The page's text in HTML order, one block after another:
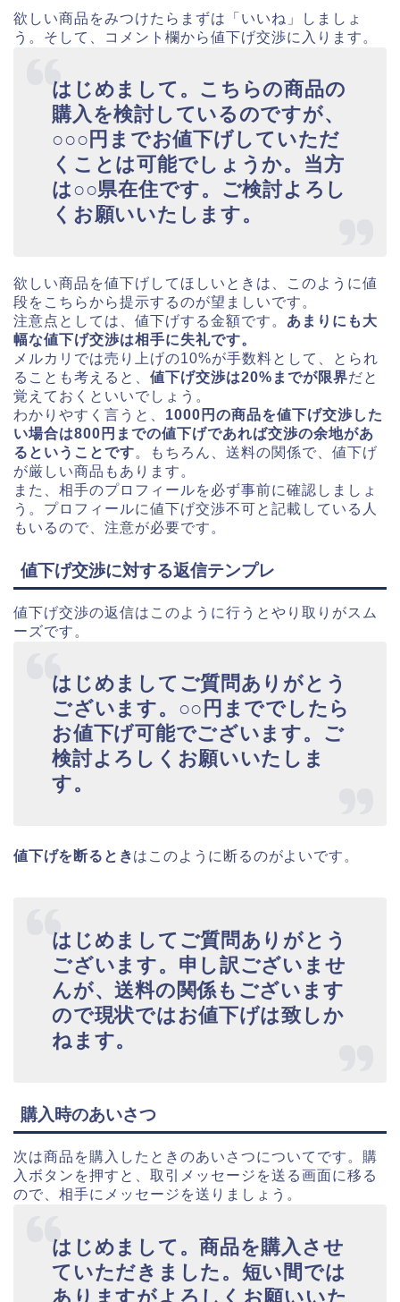
欲しい商品をみつけたらまずは「いいね」しましょ
う。そして、コメント欄から値下げ交渉に入ります。
はじめまして。こちらの商品の
購入を検討しているのですが、
○○○円までお値下げしていただ
くことは可能でしょうか。当方
は○○県在住です。ご検討よろし
くお願いいたします。
欲しい商品を値下げしてほしいときは、このように値
段をこちらから提示するのが望ましいです。
注意点としては、値下げする金額です。 あまりにも大
幅な値下げ交渉は相手に失礼です。
メルカリでは売り上げの10%が手数料として、とられ
ることも考えると、 値下げ交渉は20%までが限界だと
覚えておくといいでしょう。
わかりやすく言うと、 1000円の商品を値下げ交渉した
い場合は800円までの値下げであれば交渉の余地があ
るということです。もちろん、送料の関係で、値下げ
が厳しい商品もあります。
また、相手のプロフィールを必ず事前に確認しましょ
う。プロフィールに値下げ交渉不可と記載している人
もいるので、注意が必要です。
値下げ交渉に対する返信テンプレ
値下げ交渉の返信はこのように行うとやり取りがスム
ーズです。
はじめましてご質問ありがとう
ございます。○○円まででしたら
お値下げ可能でございます。ご
検討よろしくお願いいたしま
す。
値下げを断るときはこのように断るのがよいです。
はじめましてご質問ありがとう
ございます。申し訳ございませ
んが、送料の関係もございます
ので現状ではお値下げは致しか
ねます。
購入時のあいさつ
次は商品を購入したときのあいさつについてです。購
入ボタンを押すと、取引メッセージを送る画面に移る
ので、相手にメッセージを送りましょう。
はじめまして。商品を購入させ
ていただきました。短い間では
ありますがよろしくお願いいた